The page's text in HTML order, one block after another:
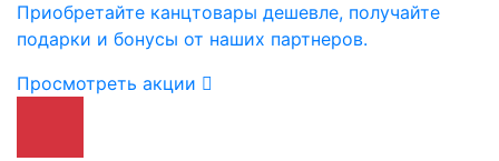
Приобретайте канцтовары дешевле, получайте
подарки и бонусы от наших партнеров.
Просмотреть акции